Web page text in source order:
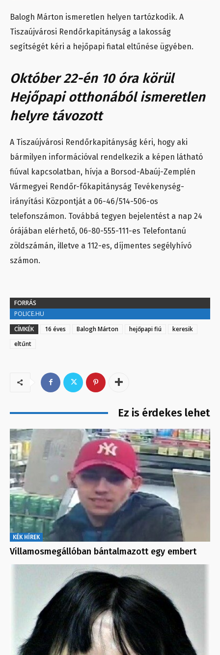
Balogh Márton ismeretlen helyen tartózkodik. A
Tiszaújvárosi Rendőrkapitányság a lakosság
segítségét kéri a hejőpapi fiatal eltűnése ügyében.
Október 22-én 10 óra körül
Hejőpapi otthonából ismeretlen
helyre távozott
A Tiszaújvárosi Rendőrkapitányság kéri, hogy aki
bármilyen információval rendelkezik a képen látható
fiúval kapcsolatban, hívja a Borsod-Abaúj-Zemplén
Vármegyei Rendőr-főkapitányság Tevékenység-
irányítási Központját a 06-46/514-506-os
telefonszámon. Továbbá tegyen bejelentést a nap 24
órájában elérhető, 06-80-555-111-es Telefontanú
zöldszámán, illetve a 112-es, díjmentes segélyhívó
számon.
FORRÁS
POLICE.HU
CÍMKÉK
16 éves Balogh Márton hejőpapi fiú
keresik
eltűnt
Ez is érdekes lehet
KÉK HÍREK
Villamosmegállóban bántalmazott egy embert